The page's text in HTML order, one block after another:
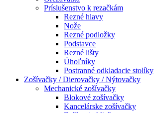
Príslušenstvo k rezačkám
Rezné hlavy
Nože
Rezné podložky
Podstavce
Rezné lišty
Úhoľníky
Postranné odkladacie stolíky
Zošívačky / Dierovačky / Nýtovačky
Mechanické zošívačky
Blokové zošívačky
Kancelárske zošívačky